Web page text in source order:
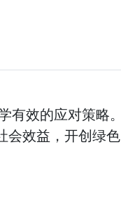
效的应对策略。
会效益，开创绿色